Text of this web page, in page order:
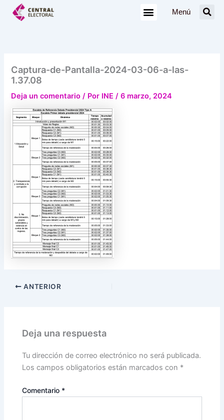
Menú
Captura-de-Pantalla-2024-03-06-a-las-
1.37.08
Deja un comentario / Por INE/6 marzo, 2024
ANTERIOR
Deja una respuesta
Tu dirección de correo electrónico no será publicada.
Los campos obligatorios están marcados con *
Comentario *